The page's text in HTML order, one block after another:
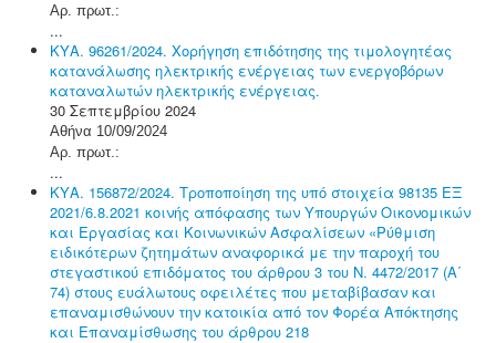
Αρ. πρωτ.:
...
ΚΥΑ. 96261/2024. Χορήγηση επιδότησης της τιμολογητέας
κατανάλωσης ηλεκτρικής ενέργειας των ενεργοβόρων
καταναλωτών ηλεκτρικής ενέργειας.
30 Σεπτεμβρίου 2024
Αθήνα 10/09/2024
Αρ. πρωτ.:
...
ΚΥΑ. 156872/2024. Τροποποίηση της υπό στοιχεία 98135 ΕΞ
2021/6.8.2021 κοινής απόφασης των Υπουργών Οικονομικών
και Εργασίας και Κοινωνικών Ασφαλίσεων «Ρύθμιση
ειδικότερων ζητημάτων αναφορικά με την παροχή του
στεγαστικού επιδόματος του άρθρου 3 του Ν. 4472/2017 (Α΄
74) στους ευάλωτους οφειλέτες που μεταβίβασαν και
επαναμισθώνουν την κατοικία από τον Φορέα Απόκτησης
και Επαναμίσθωσης του άρθρου 218